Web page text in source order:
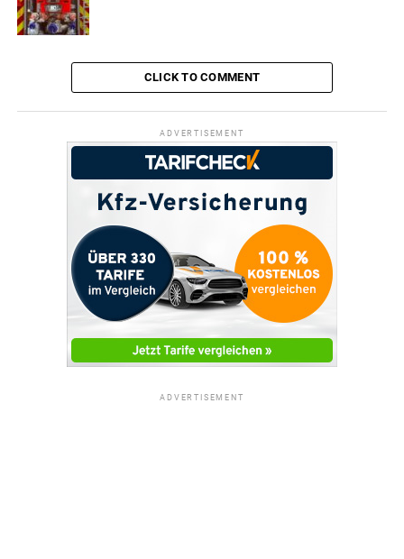
CLICK TO COMMENT
ADVERTISEMENT
ADVERTISEMENT